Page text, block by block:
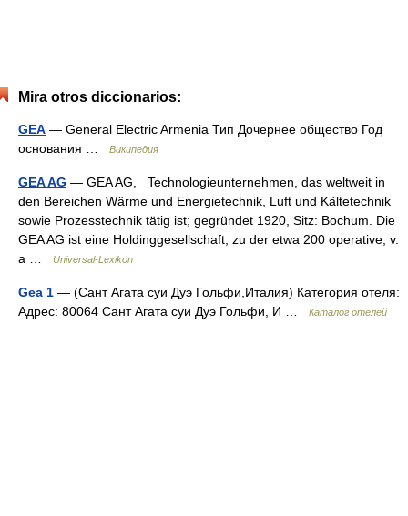
Mira otros diccionarios:
GEA — General Electric Armenia Тип Дочернее общество Год
основания …
Википедия
GEA AG — GEA AG, Technologieunternehmen, das weltweit in
den Bereichen Wärme und Energietechnik, Luft und Kältetechnik
sowie Prozesstechnik tätig ist; gegründet 1920, Sitz: Bochum. Die
GEA AG ist eine Holdinggesellschaft, zu der etwa 200 operative, v.
a …
Universal-Lexikon
Gea 1 — (Сант Агата суи Дуэ Гольфи,Италия) Категория отеля:
Адрес: 80064 Сант Агата суи Дуэ Гольфи, И …
Каталог отелей